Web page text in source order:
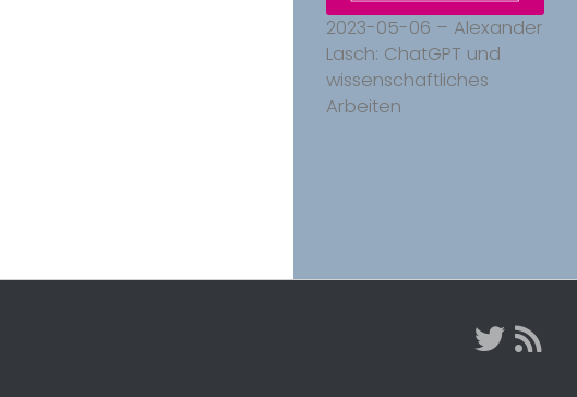
2023-05-06 – Alexander
Lasch: ChatGPT und
wissenschaftliches
Arbeiten